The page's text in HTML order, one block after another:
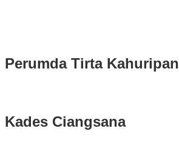
Perumda Tirta Kahuripan
Kades Ciangsana